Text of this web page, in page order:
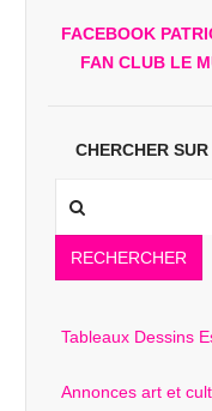
FACEBOOK
FAN CLUB LE
CHERCHER
RECHERCHER
Tableaux Dessins
Annonces art et